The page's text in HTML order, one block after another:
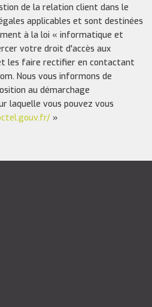
de la relation client dans le
applicables et sont destinées
à la loi « informatique et
votre droit d'accès aux
les faire rectifier en contactant
Nous vous informons de
au démarchage
laquelle vous pouvez vous
»